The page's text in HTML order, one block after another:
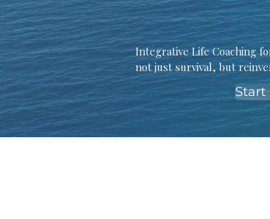
Integrative Life Coaching
not just survival, but
Start